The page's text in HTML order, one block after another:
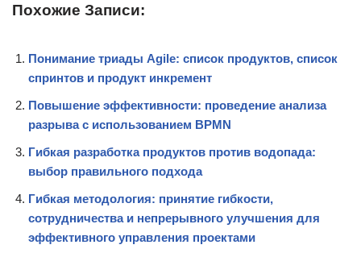
Похожие Записи:
Понимание триады Agile: список продуктов, список
спринтов и продукт инкремент
Повышение эффективности: проведение анализа
разрыва с использованием BPMN
Гибкая разработка продуктов против водопада:
выбор правильного подхода
Гибкая методология: принятие гибкости,
сотрудничества и непрерывного улучшения для
эффективного управления проектами